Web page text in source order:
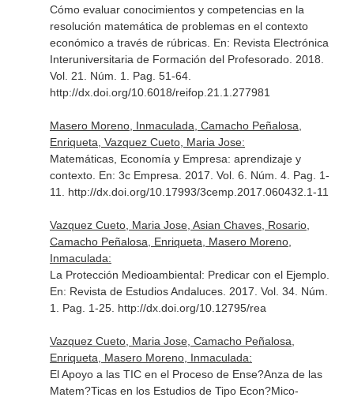
Cómo evaluar conocimientos y competencias en la
resolución matemática de problemas en el contexto
económico a través de rúbricas. En: Revista Electrónica
Interuniversitaria de Formación del Profesorado. 2018.
Vol. 21. Núm. 1. Pag. 51-64.
http://dx.doi.org/10.6018/reifop.21.1.277981
Masero Moreno, Inmaculada, Camacho Peñalosa,
Enriqueta, Vazquez Cueto, Maria Jose:
Matemáticas, Economía y Empresa: aprendizaje y
contexto. En: 3c Empresa . 2017. Vol. 6. Núm. 4. Pag. 1-
11. http://dx.doi.org/10.17993/3cemp.2017.060432.1-11
Vazquez Cueto, Maria Jose, Asian Chaves, Rosario,
Camacho Peñalosa, Enriqueta, Masero Moreno,
Inmaculada:
La Protección Medioambiental: Predicar con el Ejemplo.
En: Revista de Estudios Andaluces. 2017. Vol. 34. Núm.
1. Pag. 1-25. http://dx.doi.org/10.12795/rea
Vazquez Cueto, Maria Jose, Camacho Peñalosa,
Enriqueta, Masero Moreno, Inmaculada:
El Apoyo a las TIC en el Proceso de Ense?Anza de las
Matem?Ticas en los Estudios de Tipo Econ?Mico-